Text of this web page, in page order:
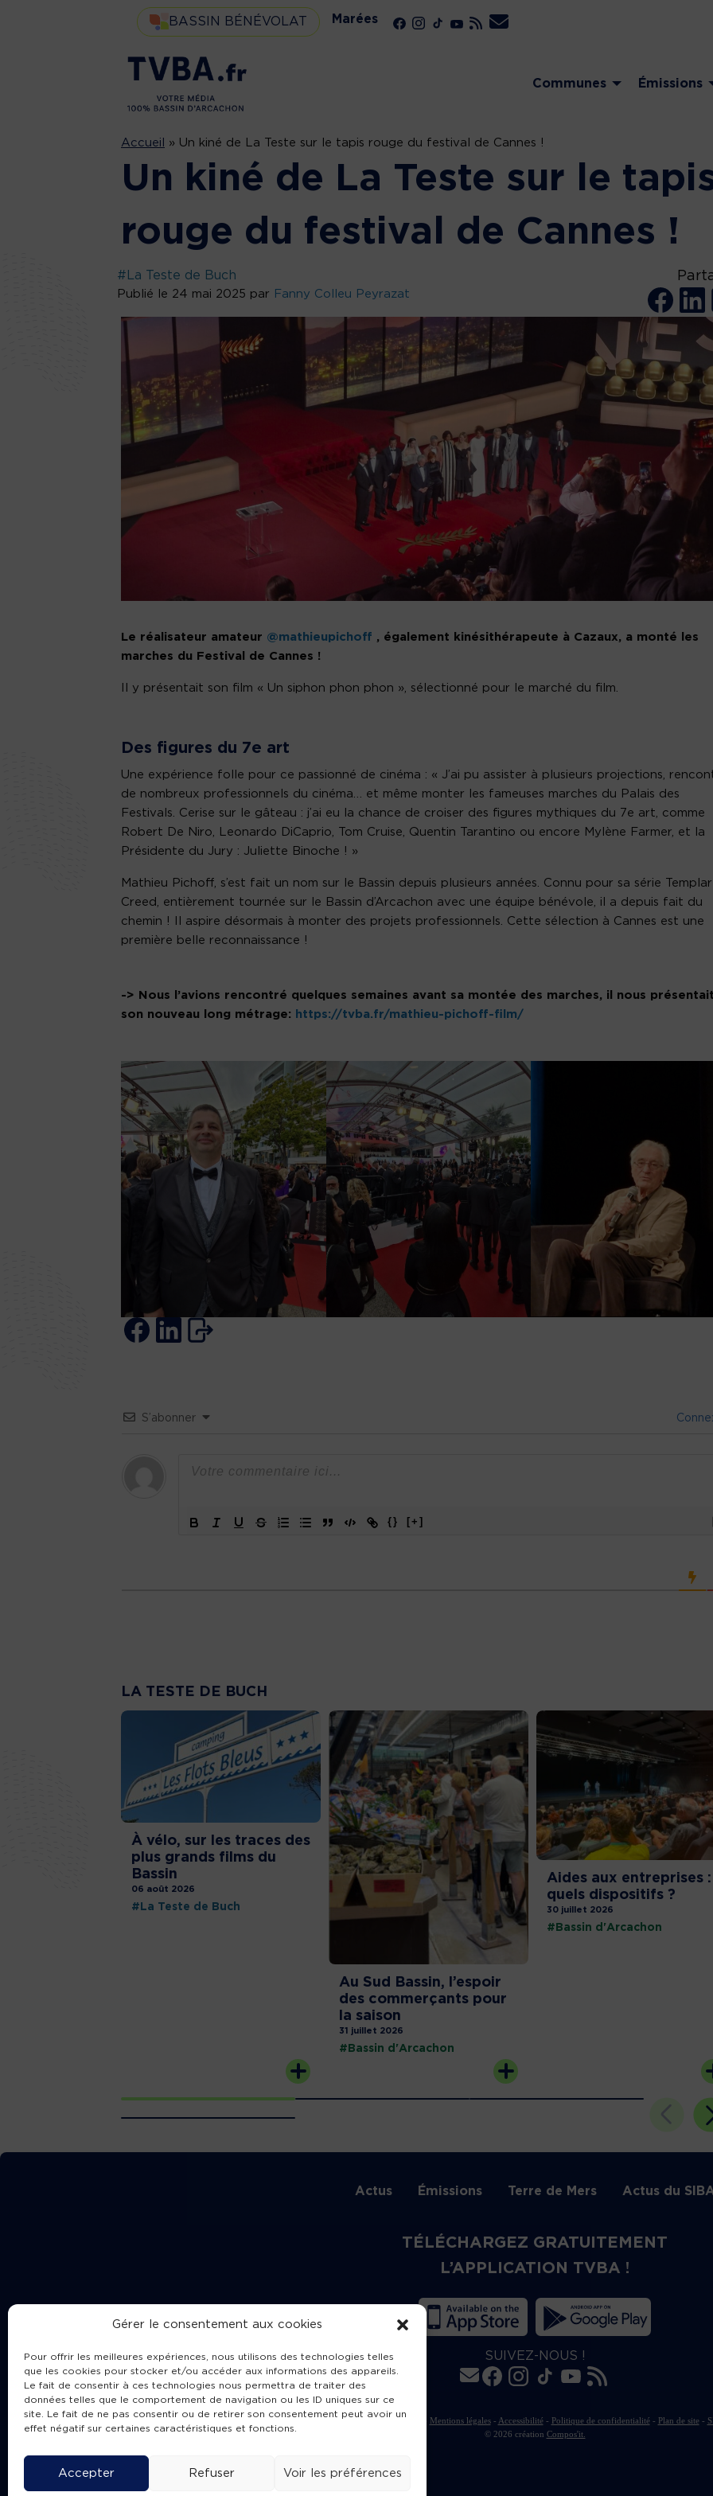
Gérer le consentement aux cookies
Pour offrir les meilleures expériences, nous utilisons des technologies telles
que les cookies pour stocker et/ou accéder aux informations des appareils.
Le fait de consentir à ces technologies nous permettra de traiter des
données telles que le comportement de navigation ou les ID uniques sur ce
site. Le fait de ne pas consentir ou de retirer son consentement peut avoir un
effet négatif sur certaines caractéristiques et fonctions.
Accepter Refuser Voir les préférences
BASSIN BÉNÉVOLAT Marées
Communes Émissions
Accueil » Un kiné de La Teste sur le tapis rouge du festival de Cannes !
Un kiné de La Teste sur le
rouge du festival de Cannes !
#La Teste de Buch
Publié le 24 mai 2025 par Fanny Colleu Peyrazat
Le réalisateur amateur @mathieupichoff , également kinésithérapeute à Cazaux, a monté les
marches du Festival de Cannes !
Il y présentait son film « Un siphon phon phon », sélectionné pour le marché du film.
Des figures du 7e art
Une expérience folle pour ce passionné de cinéma : « J’ai pu assister à plusieurs projections,
de nombreux professionnels du cinéma… et même monter les fameuses marches du Palais des
Festivals. Cerise sur le gâteau : j’ai eu la chance de croiser des figures mythiques du 7e art, comme
Robert De Niro, Leonardo DiCaprio, Tom Cruise, Quentin Tarantino ou encore Mylène Farmer, et la
Présidente du Jury : Juliette Binoche ! »
Mathieu Pichoff, s’est fait un nom sur le Bassin depuis plusieurs années. Connu pour sa série
Creed, entièrement tournée sur le Bassin d’Arcachon avec une équipe bénévole, il a depuis fait du
chemin ! Il aspire désormais à monter des projets professionnels. Cette sélection à Cannes est une
première belle reconnaissance !
-> Nous l’avions rencontré quelques semaines avant sa montée des marches, il nous
son nouveau long métrage: https://tvba.fr/mathieu-pichoff-film/
S’abonner
{} [+]
LA TESTE DE BUCH
À vélo, sur les traces des
plus grands films du
Bassin
06 août 2026
#La Teste de Buch
Au Sud Bassin, l’espoir
des commerçants pour
la saison
31 juillet 2026
#Bassin d'Arcachon
Aides aux entreprises :
quels dispositifs ?
30 juillet 2026
#Bassin d'Arcachon
Actus Émissions Terre de Mers Actus du
TÉLÉCHARGEZ GRATUITEMENT
L’APPLICATION TVBA !
SUIVEZ-NOUS !
Charte de publication Mentions légales- Accessibilité- Politique de confidentialité- Plan de site-
© 2026 création Compos'it.